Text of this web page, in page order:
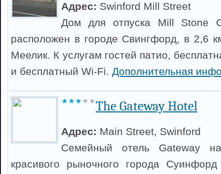
Адрес: Swinford Mill Street
Дом для отпуска Mill Stone
расположен в городе Свингфорд, в 2,6
Меелик. К услугам гостей патио,
и бесплатный Wi-Fi. Дополнительная
The Gateway Hotel
Адрес: Main Street, Swinford
Семейный отель Gateway
красивого рыночного города